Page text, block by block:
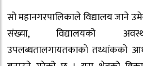
सो महानगरपालिकाले विद्यालय जाने
संख्या, विद्यालयको
उपलब्धतालगायतकाको तथ्यांकको